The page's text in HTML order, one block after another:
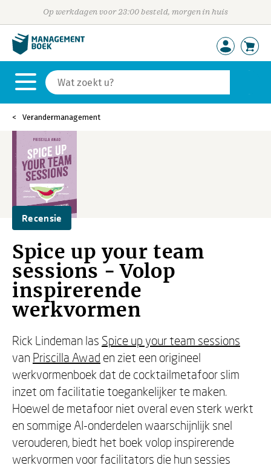
Op werkdagen voor 23:00 besteld, morgen in huis
Verandermanagement
Recensie
Spice up your team
sessions - Volop
inspirerende
werkvormen
Rick Lindeman las Spice up your team sessions
van Priscilla Awad en ziet een origineel
werkvormenboek dat de cocktailmetafoor slim
inzet om facilitatie toegankelijker te maken.
Hoewel de metafoor niet overal even sterk werkt
en sommige AI-onderdelen waarschijnlijk snel
verouderen, biedt het boek volop inspirerende
werkvormen voor facilitators die hun sessies